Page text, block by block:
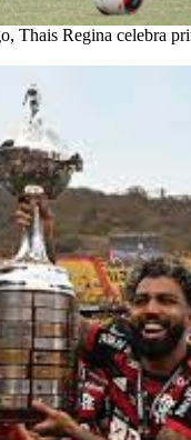
Thais Regina celebra